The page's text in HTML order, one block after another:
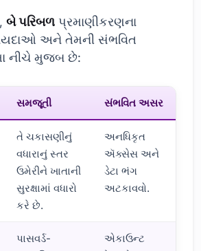
બે પરિબળ પ્રમાણીકરણના
અને તેમની સંભવિત
નીચે મુજબ છે:
સમજૂતી સંભવિત અસર
તે ચકાસણીનું
વધારાનું સ્તર
ઉમેરીને ખાતાની
સુરક્ષામાં વધારો
કરે છે.
અનધિકૃત
ઍક્સેસ અને
ડેટા ભંગ
અટકાવવો.
પાસવર્ડ-
એકાઉન્ટ